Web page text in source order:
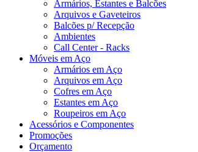
Armários, Estantes e Balcões
Arquivos e Gaveteiros
Balcões p/ Recepção
Ambientes
Call Center - Racks
Móveis em Aço
Armários em Aço
Arquivos em Aço
Cofres em Aço
Estantes em Aço
Roupeiros em Aço
Acessórios e Componentes
Promoções
Orçamento